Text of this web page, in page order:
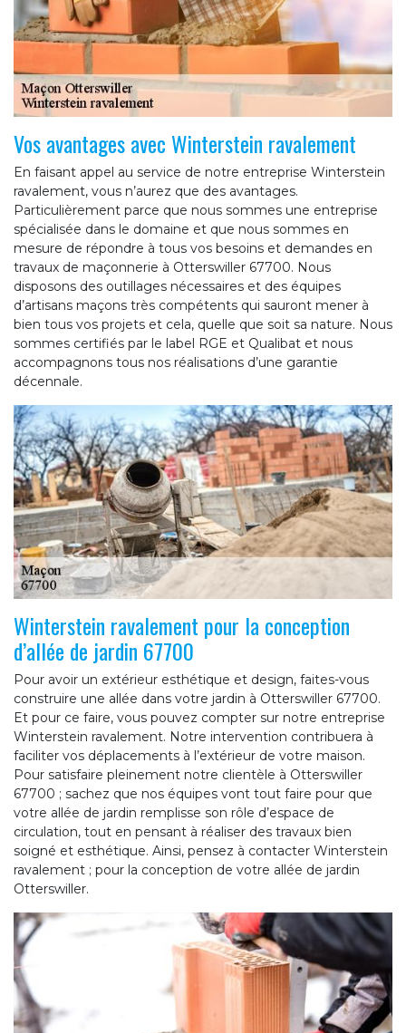
Vos avantages avec Winterstein ravalement
En faisant appel au service de notre entreprise Winterstein
ravalement, vous n’aurez que des avantages.
Particulièrement parce que nous sommes une entreprise
spécialisée dans le domaine et que nous sommes en
mesure de répondre à tous vos besoins et demandes en
travaux de maçonnerie à Otterswiller 67700. Nous
disposons des outillages nécessaires et des équipes
d’artisans maçons très compétents qui sauront mener à
bien tous vos projets et cela, quelle que soit sa nature. Nous
sommes certifiés par le label RGE et Qualibat et nous
accompagnons tous nos réalisations d’une garantie
décennale.
Winterstein ravalement pour la conception
d’allée de jardin 67700
Pour avoir un extérieur esthétique et design, faites-vous
construire une allée dans votre jardin à Otterswiller 67700.
Et pour ce faire, vous pouvez compter sur notre entreprise
Winterstein ravalement. Notre intervention contribuera à
faciliter vos déplacements à l’extérieur de votre maison.
Pour satisfaire pleinement notre clientèle à Otterswiller
67700 ; sachez que nos équipes vont tout faire pour que
votre allée de jardin remplisse son rôle d’espace de
circulation, tout en pensant à réaliser des travaux bien
soigné et esthétique. Ainsi, pensez à contacter Winterstein
ravalement ; pour la conception de votre allée de jardin
Otterswiller.